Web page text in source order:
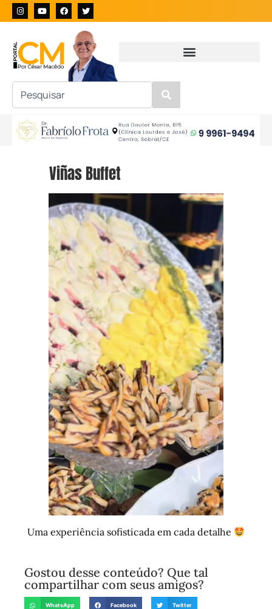
Viñas Buffet
Uma experiência sofisticada em cada detalhe
Gostou desse conteúdo? Que tal
compartilhar com seus amigos?
WhatsApp Facebook Twitter